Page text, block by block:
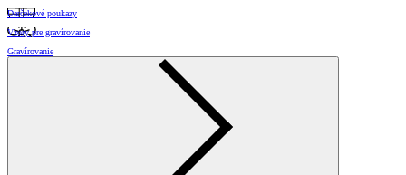
Darčekové poukazy
Vzory pre gravírovanie
Gravírovanie